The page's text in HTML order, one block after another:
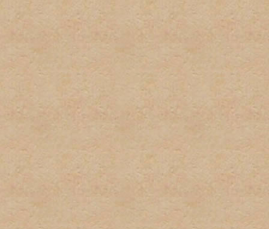
2. No habrá uso excesivo
mantengan este tipo del
3. Cada usuario tiene
suplantación de terceros
instancia habrá una
instacia el usuario sera
o herir algun otro